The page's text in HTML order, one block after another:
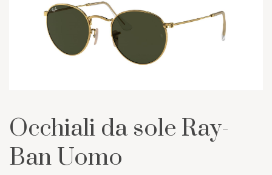
Occhiali da sole Ray-
Ban Uomo